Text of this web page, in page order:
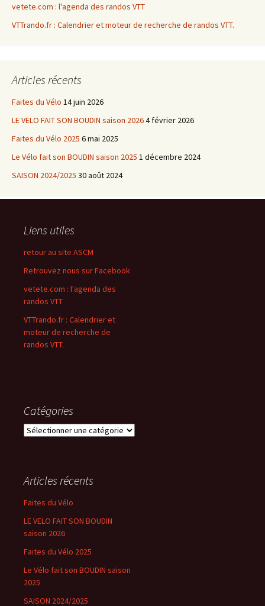
vetete.com : l'agenda des randos VTT
VTTrando.fr : Calendrier et moteur de recherche de randos VTT.
Articles récents
Faites du Vélo 14 juin 2026
LE VELO FAIT SON BOUDIN saison 20264 février 2026
Faites du Vélo 2025 6 mai 2025
Le Vélo fait son BOUDIN saison 2025 1 décembre 2024
SAISON 2024/2025 30 août 2024
Liens utiles
retour au site ASCM
Retrouvez nous sur Facebook
vetete.com : l'agenda des
randos VTT
VTTrando.fr : Calendrier et
moteur de recherche de
randos VTT.
Catégories
Catégories
Articles récents
Faites du Vélo
LE VELO FAIT SON BOUDIN
saison 2026
Faites du Vélo 2025
Le Vélo fait son BOUDIN saison
2025
SAISON 2024/2025